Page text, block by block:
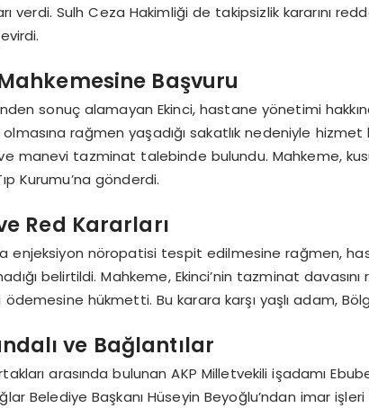
verdi. Sulh Ceza Hakimliği de takipsizlik kararını
Başvuru
sonuç alamayan Ekinci, hastane yönetimi
rağmen yaşadığı sakatlık nedeniyle
manevi tazminat talebinde bulundu. Mahkeme,
Kurumu’na gönderdi.
Red Kararları
enjeksiyon nöropatisi tespit edilmesine rağmen,
belirtildi. Mahkeme, Ekinci’nin tazminat
hükmetti. Bu karara karşı yaşlı adam,
ve Bağlantılar
arasında bulunan AKP Milletvekili işadamı
Belediye Başkanı Hüseyin Beyoğlu’ndan imar